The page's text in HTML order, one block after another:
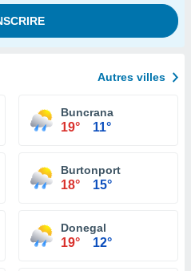
Autres villes
Buncrana
19° 11°
Burtonport
18° 15°
Donegal
19° 12°